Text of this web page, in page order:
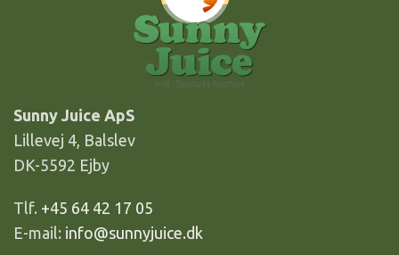
Sunny Juice ApS
Lillevej 4, Balslev
DK-5592 Ejby
Tlf. +45 64 42 17 05
E-mail: info@sunnyjuice.dk